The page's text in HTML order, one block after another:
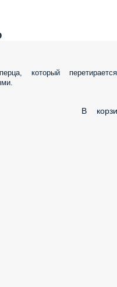
который перетирается
В